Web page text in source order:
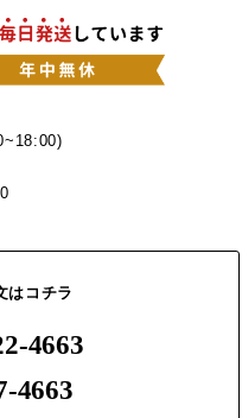
はコチラ
4663
4663